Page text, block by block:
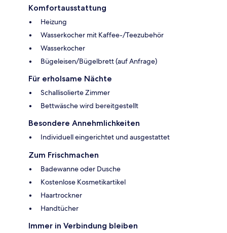
Komfortausstattung
Heizung
Wasserkocher mit Kaffee-/Teezubehör
Wasserkocher
Bügeleisen/Bügelbrett (auf Anfrage)
Für erholsame Nächte
Schallisolierte Zimmer
Bettwäsche wird bereitgestellt
Besondere Annehmlichkeiten
Individuell eingerichtet und ausgestattet
Zum Frischmachen
Badewanne oder Dusche
Kostenlose Kosmetikartikel
Haartrockner
Handtücher
Immer in Verbindung bleiben